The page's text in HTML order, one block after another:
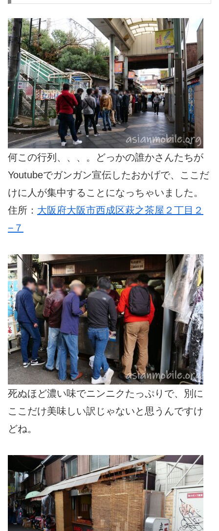
何この行列、、、。どっかの誰かさんたちが
Youtubeでガンガン宣伝したおかげで、ここだ
けに人が集中することになっちゃいました。
住所： 大阪府大阪市西成区萩之茶屋２丁目２
−７
死ぬほど濃い味でニンニクたっぷりで、別に
ここだけ美味しい訳じゃないと思うんですけ
どね。